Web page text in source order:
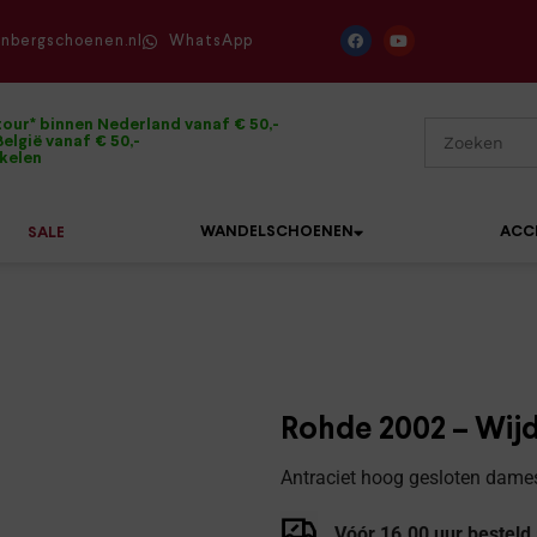
WhatsApp
binnen Nederland vanaf € 50,-
vanaf € 50,-
SALE WANDELSCHOENEN
Rohde 2002 –
Antraciet hoog gesloten